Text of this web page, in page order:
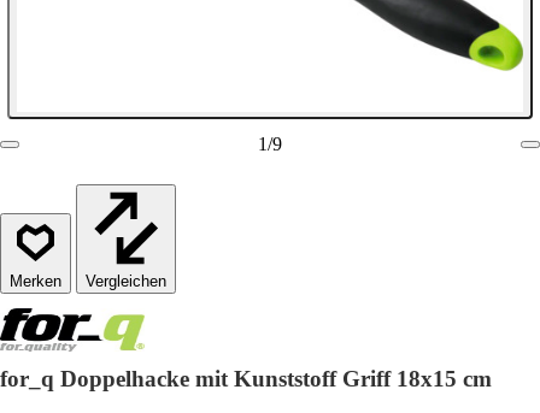
1/9
Vergleichen
for_q Doppelhacke mit Kunststoff Griff 18x15 cm